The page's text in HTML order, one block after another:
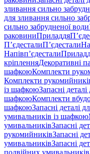
зливання сильно
для зливання сильно
сильно забрудненої води
раковиниПриладдя
П’єдесталиП’єдестали
Напівп’єдестали
кріпленняДекоративні
шафкоюКомплекти
Комплекти
із шафкоюЗапасні
шафкоюКомплекти
шафкоюЗапасні деталі
умивальників із шафкою
умивальниківЗапасні
рукомийниківЗапасні
умивальниківЗапасні
подвійних умивальників